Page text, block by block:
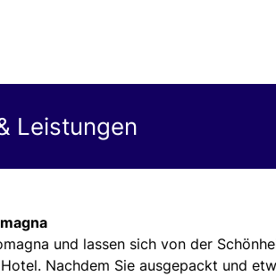
Leistungen
und lassen sich von der
Nachdem Sie ausgepackt und